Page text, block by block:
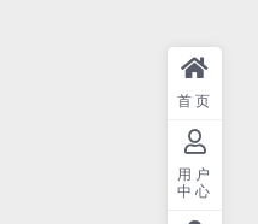
首页
用户
中心